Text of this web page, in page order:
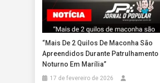
“Mais De 2 Quilos De Maconha São
Apreendidos Durante Patrulhamento
Noturno Em Marília”
17 de fevereiro de 2026